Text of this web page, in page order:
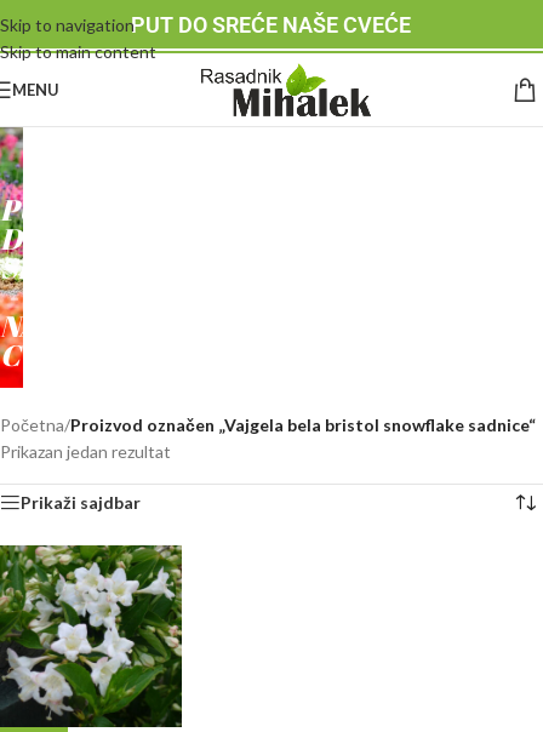
Skip to navigation
Skip to main content
PUT DO SREĆE NAŠE CVEĆE
MENU
RASADNIK
MIHALEK
PUT
DO
SREĆE
-
NAŠE
CVEĆE
Početna/Proizvod označen „Vajgela bela bristol snowflake sadnice“
Prikazan jedan rezultat
Prikaži sajdbar